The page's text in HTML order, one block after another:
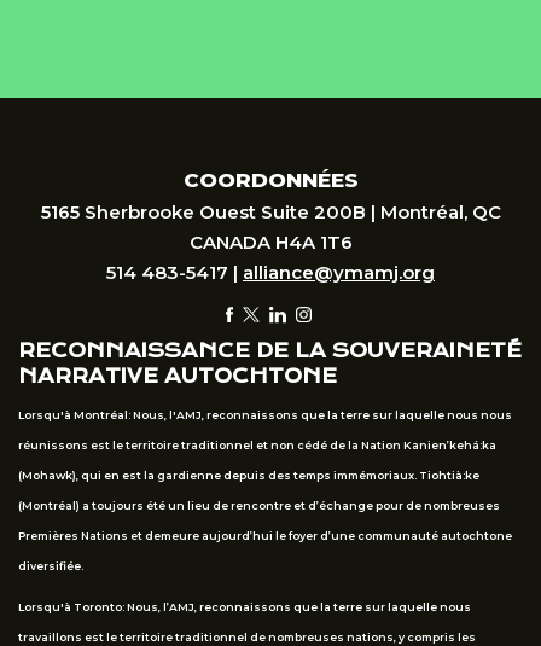
COORDONNÉES
5165 Sherbrooke Ouest Suite 200B | Montréal, QC
CANADA H4A 1T6
514 483-5417 | alliance@ymamj.org
RECONNAISSANCE DE LA SOUVERAINETÉ
NARRATIVE AUTOCHTONE
Lorsqu'à Montréal: Nous, l'AMJ, reconnaissons que la terre sur laquelle nous nous
réunissons est le territoire traditionnel et non cédé de la Nation Kanien’kehá:ka
(Mohawk), qui en est la gardienne depuis des temps immémoriaux. Tiohtià:ke
(Montréal) a toujours été un lieu de rencontre et d’échange pour de nombreuses
Premières Nations et demeure aujourd’hui le foyer d’une communauté autochtone
diversifiée.
Lorsqu'à Toronto: Nous, l’AMJ, reconnaissons que la terre sur laquelle nous
travaillons est le territoire traditionnel de nombreuses nations, y compris les